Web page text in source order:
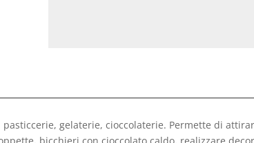
gelaterie, cioccolaterie. Permette di